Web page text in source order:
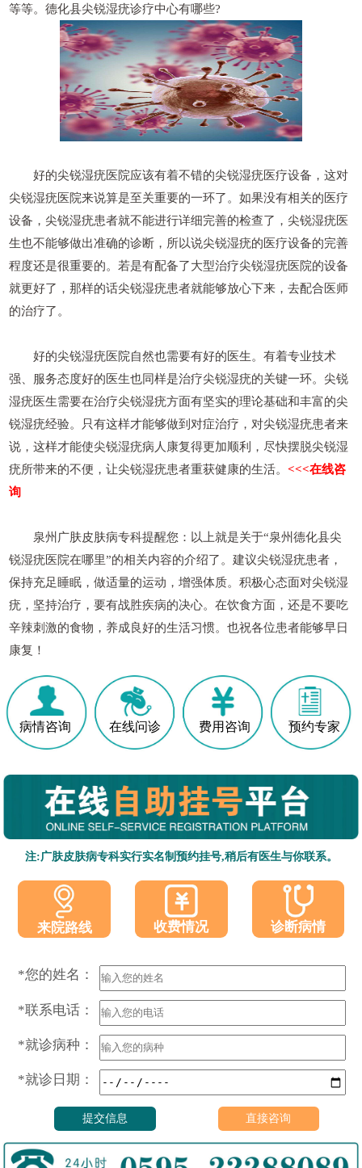
等等。德化县尖锐湿疣诊疗中心有哪些?
好的尖锐湿疣医院应该有着不错的尖锐湿疣医疗设备，这对
尖锐湿疣医院来说算是至关重要的一环了。如果没有相关的医疗
设备，尖锐湿疣患者就不能进行详细完善的检查了，尖锐湿疣医
生也不能够做出准确的诊断，所以说尖锐湿疣的医疗设备的完善
程度还是很重要的。若是有配备了大型治疗尖锐湿疣医院的设备
就更好了，那样的话尖锐湿疣患者就能够放心下来，去配合医师
的治疗了。
好的尖锐湿疣医院自然也需要有好的医生。有着专业技术
强、服务态度好的医生也同样是治疗尖锐湿疣的关键一环。尖锐
湿疣医生需要在治疗尖锐湿疣方面有坚实的理论基础和丰富的尖
锐湿疣经验。只有这样才能够做到对症治疗，对尖锐湿疣患者来
说，这样才能使尖锐湿疣病人康复得更加顺利，尽快摆脱尖锐湿
疣所带来的不便，让尖锐湿疣患者重获健康的生活。<<<在线咨
询
泉州广肤皮肤病专科提醒您：以上就是关于“泉州德化县尖
锐湿疣医院在哪里”的相关内容的介绍了。建议尖锐湿疣患者，
保持充足睡眠，做适量的运动，增强体质。积极心态面对尖锐湿
疣，坚持治疗，要有战胜疾病的决心。在饮食方面，还是不要吃
辛辣刺激的食物，养成良好的生活习惯。也祝各位患者能够早日
康复！
病情咨询 在线问诊 费用咨询 预约专家
注:广肤皮肤病专科实行实名制预约挂号,稍后有医生与你联系。
来院路线 收费情况 诊断病情
*您的姓名：
*联系电话：
*就诊病种：
*就诊日期：